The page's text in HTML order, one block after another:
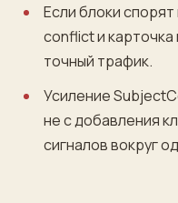
Если блоки
conflict и
точный трафик.
Усиление
не с добавления
сигналов вокруг